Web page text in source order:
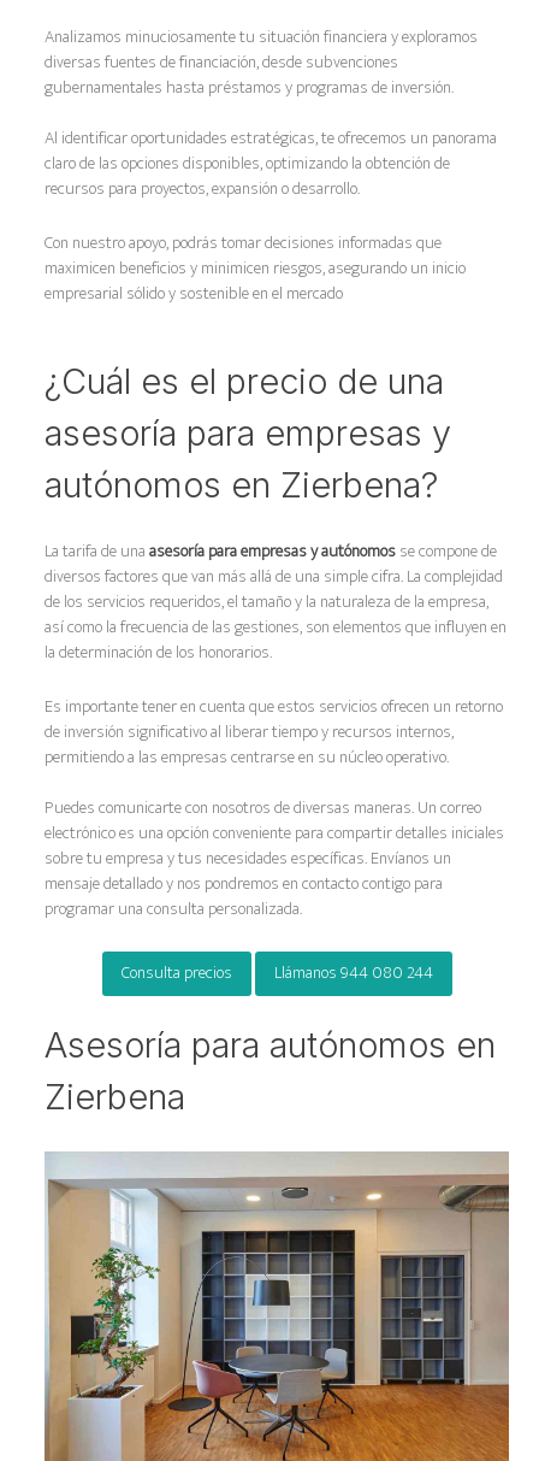
Analizamos minuciosamente tu situación financiera y exploramos
diversas fuentes de financiación, desde subvenciones
gubernamentales hasta préstamos y programas de inversión.
Al identificar oportunidades estratégicas, te ofrecemos un panorama
claro de las opciones disponibles, optimizando la obtención de
recursos para proyectos, expansión o desarrollo.
Con nuestro apoyo, podrás tomar decisiones informadas que
maximicen beneficios y minimicen riesgos, asegurando un inicio
empresarial sólido y sostenible en el mercado
¿Cuál es el precio de una
asesoría para empresas y
autónomos en Zierbena?
La tarifa de unaasesoría para empresas y autónomosse compone de
diversos factores que van más allá de una simple cifra. La complejidad
de los servicios requeridos, el tamaño y la naturaleza de la empresa,
así como la frecuencia de las gestiones, son elementos que influyen en
la determinación de los honorarios.
Es importante tener en cuenta que estos servicios ofrecen un retorno
de inversión significativo al liberar tiempo y recursos internos,
permitiendo a las empresas centrarse en su núcleo operativo.
Puedes comunicarte con nosotros de diversas maneras. Un correo
electrónico es una opción conveniente para compartir detalles iniciales
sobre tu empresa y tus necesidades específicas. Envíanos un
mensaje detallado y nos pondremos en contacto contigo para
programar una consulta personalizada.
Consulta precios Llámanos 944 080 244
Asesoría para autónomos en
Zierbena